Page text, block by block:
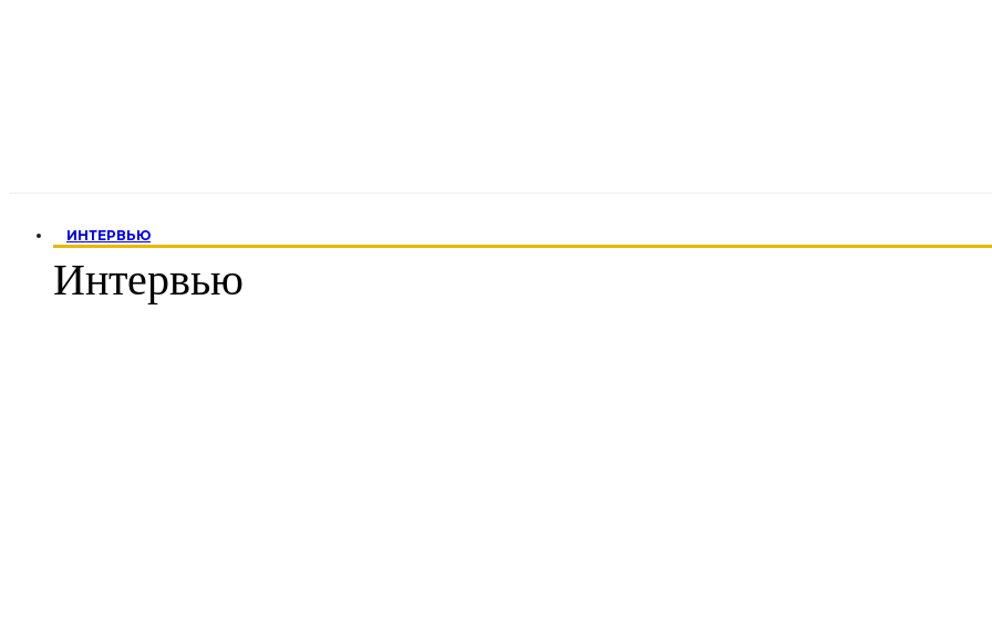
ИНТЕРВЬЮ
Интервью